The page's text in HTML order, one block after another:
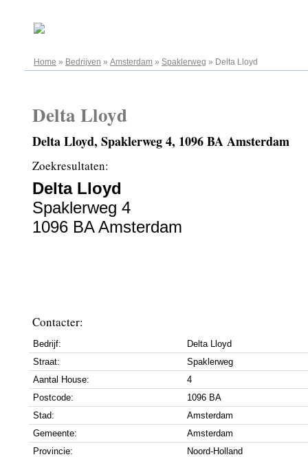
Home » Bedrijven » Amsterdam » Spaklerweg » Delta Lloyd
Delta Lloyd
Delta Lloyd, Spaklerweg 4, 1096 BA Amsterdam
Zoekresultaten:
Delta Lloyd
Spaklerweg 4
1096 BA Amsterdam
Contacter:
Bedrijf:
Delta Lloyd
Straat:
Spaklerweg
Aantal House:
4
Postcode:
1096 BA
Stad:
Amsterdam
Gemeente:
Amsterdam
Provincie:
Noord-Holland